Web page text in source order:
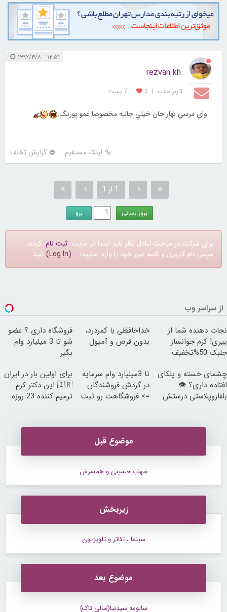
۱۲:۵۱ ۱۳۹۲/۳/۸
rezvan kh
کاربر جديد |
0
| 7 پست
واي مرسي بهار جان خيلي جالبه مخصوصا عمو پورنگ.
لینک مستقیم گزارش تخلف
1 از 1
برای شرکت در مباحث تبادل نظر باید ابتدا در سایت ثبت نام کرده،
سپس نام کاربری و کلمه عبور خود را وارد نمایید؛ (Log In) کنید.
از سراسر وب
نجات دهنده شما از
پیری! کرم جوانساز
جلبک 50%تخفیف
خداحافظی با کمردرد،
بدون قرص و آمپول
فروشگاه داری ؟ عضو
شو تا 3 میلیارد وام
بگیر
چشمای خسته و پلکای
افتاده داری؟ 👁
بلفاروپلاستی درستش
تا 3میلیارد وام سرمایه
در گردش فروشندگان
=> فروشگاهت رو ثبت
برای اولین بار در ایران
🇮🇷 این دکتر کرم
ترمیم کننده 23 روزه
موضوع قبل
شهاب حسینی و همسرش
زیربخش
سینما ، تئاتر و تلویزیون
موضوع بعد
سالومه سیدنیا(سالی تاک)